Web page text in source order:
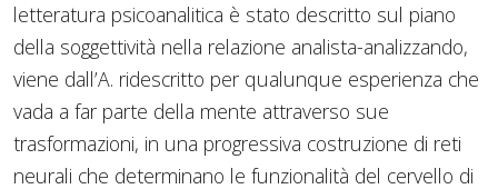
letteratura psicoanalitica è stato descritto sul piano
della soggettività nella relazione analista-analizzando,
viene dall’A. ridescritto per qualunque esperienza che
vada a far parte della mente attraverso sue
trasformazioni, in una progressiva costruzione di reti
neurali che determinano le funzionalità del cervello di